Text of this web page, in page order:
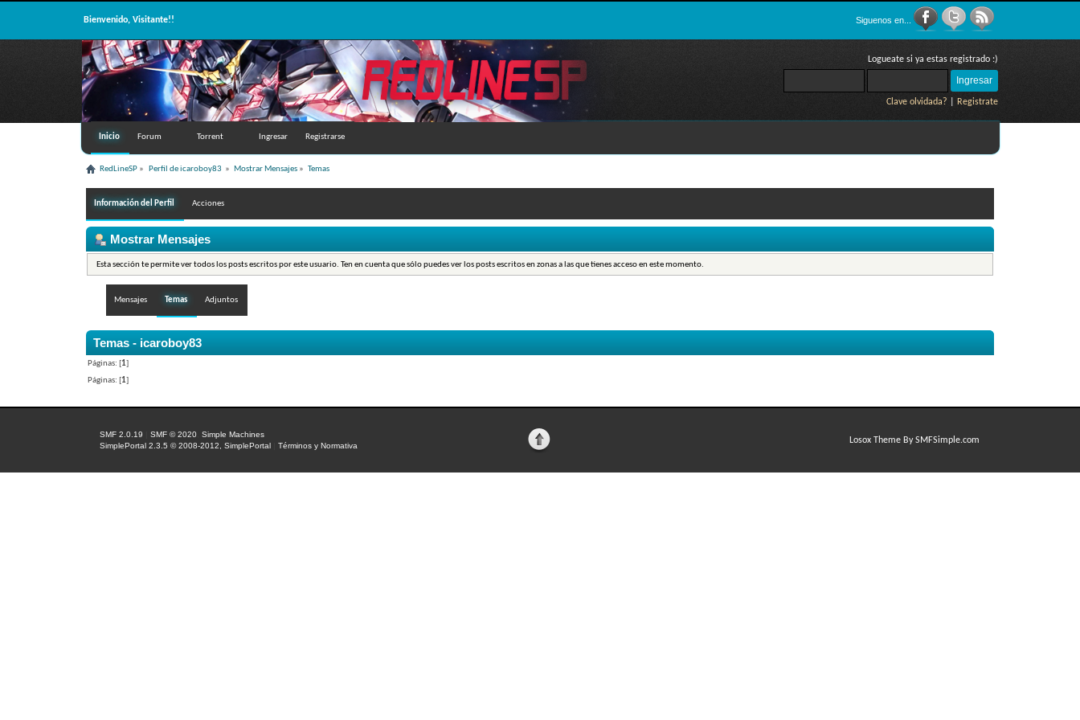
Bienvenido, Visitante!! Siguenos en...
Logueate si ya estas registrado :)
Clave olvidada? Registrate
Inicio Forum Torrent Ingresar Registrarse
RedLineSP » Perfil de icaroboy83 » Mostrar Mensajes » Temas
Información del Perfil Acciones
Mostrar Mensajes
Esta sección te permite ver todos los posts escritos por este usuario. Ten en cuenta que sólo puedes ver los posts escritos en zonas a las que tienes acceso en este momento.
Mensajes Temas Adjuntos
Temas - icaroboy83
Páginas: [1]
Páginas: [1]
SMF 2.0.19 |SMF © 2020 ,Simple Machines
SimplePortal 2.3.5 © 2008-2012, SimplePortal
|Términos y Normativa
Losox Theme By SMFSimple.com